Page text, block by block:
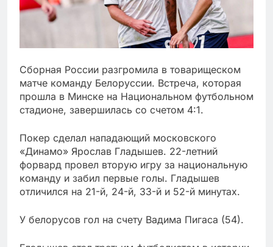
Сборная России разгромила в товарищеском
матче команду Белоруссии. Встреча, которая
прошла в Минске на Национальном футбольном
стадионе, завершилась со счетом 4:1.
Покер сделал нападающий московского
«Динамо» Ярослав Гладышев. 22-летний
форвард провел вторую игру за национальную
команду и забил первые голы. Гладышев
отличился на 21-й, 24-й, 33-й и 52-й минутах.
У белорусов гол на счету Вадима Пигаса (54).